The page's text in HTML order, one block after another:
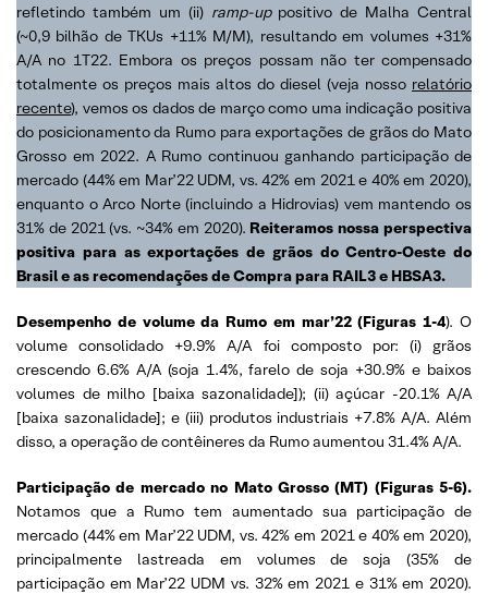
refletindo também um (ii) ramp-uppositivo de Malha Central
(~0,9 bilhão de TKUs +11% M/M), resultando em volumes +31%
A/A no 1T22. Embora os preços possam não ter compensado
totalmente os preços mais altos do diesel (veja nosso relatório
recente), vemos os dados de março como uma indicação positiva
do posicionamento da Rumo para exportações de grãos do Mato
Grosso em 2022. A Rumo continuou ganhando participação de
mercado (44% em Mar’22 UDM, vs. 42% em 2021 e 40% em 2020),
enquanto o Arco Norte (incluindo a Hidrovias) vem mantendo os
31% de 2021 (vs. ~34% em 2020). Reiteramos nossa perspectiva
positiva para as exportações de grãos do Centro-Oeste do
Brasil e as recomendações de Compra para RAIL3 e HBSA3.
Desempenho de volume da Rumo em mar’22 (Figuras 1-4). O
volume consolidado +9.9% A/A foi composto por: (i) grãos
crescendo 6.6% A/A (soja 1.4%, farelo de soja +30.9% e baixos
volumes de milho [baixa sazonalidade]); (ii) açúcar -20.1% A/A
[baixa sazonalidade]; e (iii) produtos industriais +7.8% A/A. Além
disso, a operação de contêineres da Rumo aumentou 31.4% A/A.
Participação de mercado no Mato Grosso (MT) (Figuras 5-6).
Notamos que a Rumo tem aumentado sua participação de
mercado (44% em Mar’22 UDM, vs. 42% em 2021 e 40% em 2020),
principalmente lastreada em volumes de soja (35% de
participação em Mar’22 UDM vs. 32% em 2021 e 31% em 2020).